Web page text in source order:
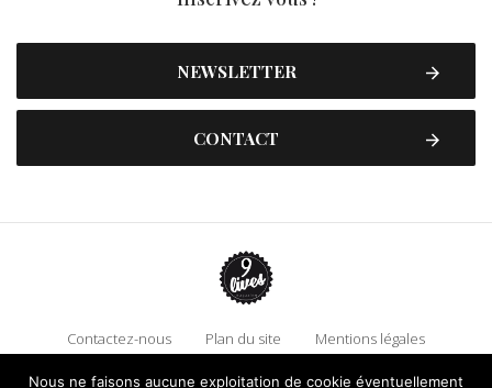
NEWSLETTER
CONTACT
Contactez-nous Plan du site
Mentions légales
Politique de confidentialité
Adhérez à 9 Lives
Nous ne faisons aucune exploitation de cookie éventuellement